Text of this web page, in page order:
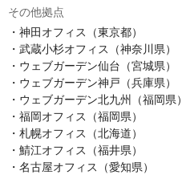
その他拠点
・神田オフィス（東京都）
・武蔵小杉オフィス（神奈川県）
・ウェブガーデン仙台（宮城県）
・ウェブガーデン神戸（兵庫県）
・ウェブガーデン北九州（福岡県）
・福岡オフィス（福岡県）
・札幌オフィス（北海道）
・鯖江オフィス（福井県）
・名古屋オフィス（愛知県）